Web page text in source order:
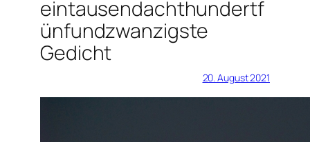
eintausendachthundertf
ünfundzwanzigste
Gedicht
20. August 2021